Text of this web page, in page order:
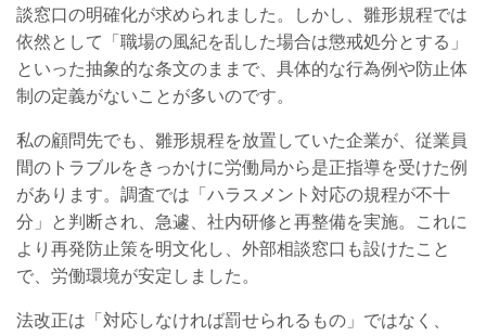
談窓口の明確化が求められました。しかし、雛形規程では
依然として「職場の風紀を乱した場合は懲戒処分とする」
といった抽象的な条文のままで、具体的な行為例や防止体
制の定義がないことが多いのです。
私の顧問先でも、雛形規程を放置していた企業が、従業員
間のトラブルをきっかけに労働局から是正指導を受けた例
があります。調査では「ハラスメント対応の規程が不十
分」と判断され、急遽、社内研修と再整備を実施。これに
より再発防止策を明文化し、外部相談窓口も設けたこと
で、労働環境が安定しました。
法改正は「対応しなければ罰せられるもの」ではなく、